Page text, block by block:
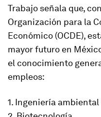
Trabajo señala que,
Organización para la
Económico (OCDE),
mayor futuro en
el conocimiento
empleos:
1. Ingeniería ambiental